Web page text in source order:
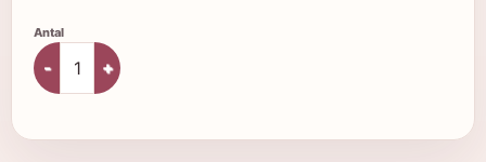
Personligt gosedjur – Elefant mängd